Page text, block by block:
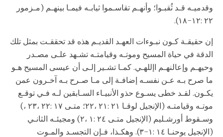
وقدميـه قـد ثُقبـوا؛ وأنهـم تقاسـموا ثيابـه فيمـا بينهـم (مـزمور
٢٢ :١٢-١٨).
إن حقيقـة كـون نبـوءات العهـد القديـم هذه قد تحققـت بمثل تلك
الدقة في حياة المسيح وموتـه وقيامتـه تشـهد علـى مصـدر
وحيهـم وإعالنهـم اإللهـي. كمـا تشـير إلـى أن عيسى المسيح هـو
ما صرح بـه عـن نفسـه إضافـة إلى مـا صـرح بـه آخـرون عمن
يكـون. لقـد خطى يسـوع حذو الأنبيـاء السـابقين لـه فـي توقـع
موتـه وقيامتـه (الإنجيل لوقـا ٢١ :٢١ ،٢٢؛ متـى ١٧ :٢٢ ،٢٣ ،)
وسـقوط أورشـليم (الإنجيل متـى ٢٤ :١ ،٢) ومجيئـه الثانـي
(الإنجيل يوحنـا ١٤ :١-٣). وهكـذا، فـإن التجسـد والمـوت